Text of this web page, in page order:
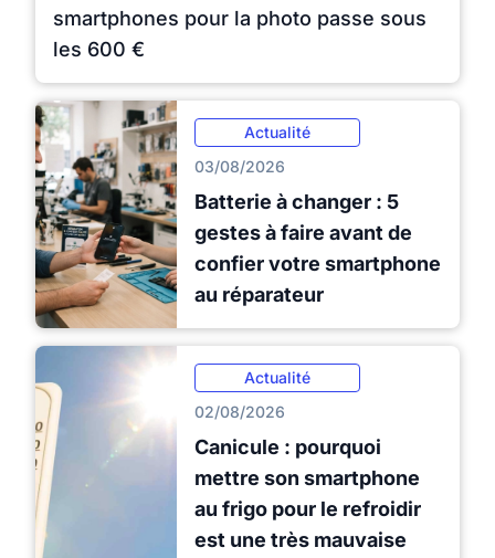
smartphones pour la photo passe sous
les 600 €
Actualité
03/08/2026
Batterie à changer : 5
gestes à faire avant de
confier votre smartphone
au réparateur
Actualité
02/08/2026
Canicule : pourquoi
mettre son smartphone
au frigo pour le refroidir
est une très mauvaise